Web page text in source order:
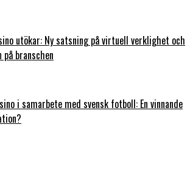
utökar: Ny satsning på virtuell verklighet och
på branschen
i samarbete med svensk fotboll: En vinnande